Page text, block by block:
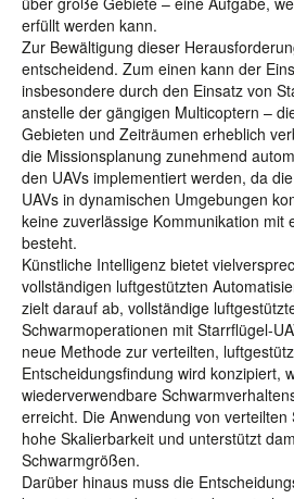
erfüllt werden kann.
Zur Bewältigung dieser
entscheidend. Zum einen kann der
insbesondere durch den Einsatz von
anstelle der gängigen Multicoptern –
Gebieten und Zeiträumen erheblich
die Missionsplanung zunehmend
den UAVs implementiert werden, da
UAVs in dynamischen Umgebungen
keine zuverlässige Kommunikation mit
besteht.
Künstliche Intelligenz bietet
vollständigen luftgestützten
zielt darauf ab, vollständige
Schwarmoperationen mit Starrflügel-
neue Methode zur verteilten,
Entscheidungsfindung wird konzipiert,
wiederverwendbare
erreicht. Die Anwendung von
hohe Skalierbarkeit und unterstützt
Schwarmgrößen.
Darüber hinaus muss die